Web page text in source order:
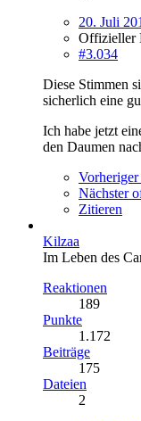
20. Juli
Offizieller
#3.034
Diese Stimmen
sicherlich eine
Ich habe jetzt
den Daumen
Nächster
Zitieren
Kilzaa
Im Leben des
Reaktionen
189
Punkte
1.172
Beiträge
175
Dateien
2